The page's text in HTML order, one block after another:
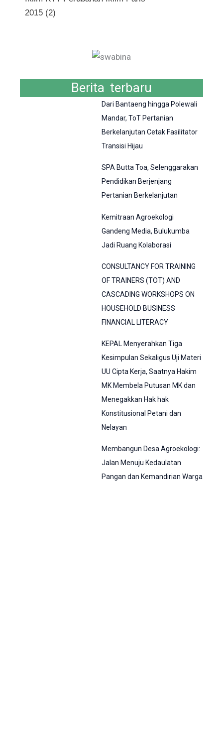
2015 (2)
Berita terbaru
Dari Bantaeng hingga Polewali
Mandar, ToT Pertanian
Berkelanjutan Cetak Fasilitator
Transisi Hijau
SPA Butta Toa, Selenggarakan
Pendidikan Berjenjang
Pertanian Berkelanjutan
Kemitraan Agroekologi
Gandeng Media, Bulukumba
Jadi Ruang Kolaborasi
CONSULTANCY FOR TRAINING
OF TRAINERS (TOT) AND
CASCADING WORKSHOPS ON
HOUSEHOLD BUSINESS
FINANCIAL LITERACY
KEPAL Menyerahkan Tiga
Kesimpulan Sekaligus Uji Materi
UU Cipta Kerja, Saatnya Hakim
MK Membela Putusan MK dan
Menegakkan Hak hak
Konstitusional Petani dan
Nelayan
Membangun Desa Agroekologi:
Jalan Menuju Kedaulatan
Pangan dan Kemandirian Warga